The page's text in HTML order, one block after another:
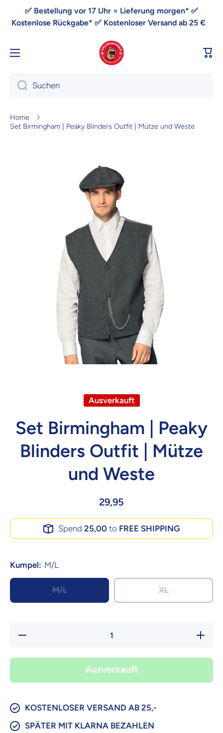
Direkt zum Inhalt
✅ Bestellung vor 17 Uhr = Lieferung morgen* ✅
Kostenlose Rückgabe* ✅ Kostenloser Versand ab 25 €
Suchen
Home
Set Birmingham | Peaky Blinders Outfit | Mütze und Weste
Zu Produktinformationen springen
Ausverkauft
Set Birmingham | Peaky
Blinders Outfit | Mütze
und Weste
29,95
Spend 25,00to FREE SHIPPING
Kumpel: M/L
M/L XL
Verringere
Erhöhe
Menge
| Peaky
Outfit |
Ausverkauft
KOSTENLOSER VERSAND AB 25,-
SPÄTER MIT KLARNA BEZAHLEN